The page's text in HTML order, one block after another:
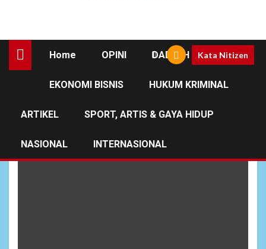
Home OPINI DAERAH
EKONOMI BISNIS HUKUM KRIMINAL
ARTIKEL SPORT, ARTIS & GAYA HIDUP
NASIONAL INTERNASIONAL
Kata Nitizen
Rakabuming